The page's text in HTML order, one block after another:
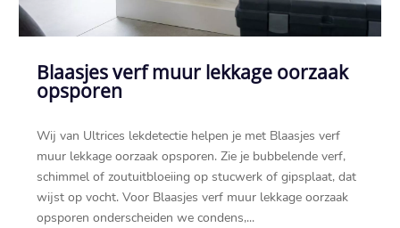
Blaasjes verf muur lekkage oorzaak
opsporen
Wij van Ultrices lekdetectie helpen je met Blaasjes verf
muur lekkage oorzaak opsporen.​ Zie je bubbelende verf,
schimmel of zoutuitbloeiing op stucwerk of gipsplaat, dat
wijst op vocht.​ Voor Blaasjes verf muur lekkage oorzaak
opsporen onderscheiden we condens,...